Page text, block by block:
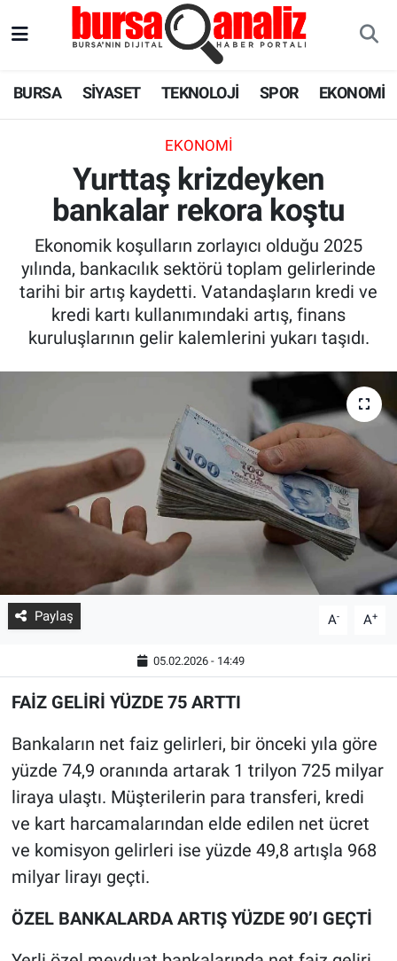
BURSA SİYASET TEKNOLOJİ SPOR EKONOMİ
EKONOMI
Yurttaş krizdeyken
bankalar rekora koştu
Ekonomik koşulların zorlayıcı olduğu 2025
yılında, bankacılık sektörü toplam gelirlerinde
tarihi bir artış kaydetti. Vatandaşların kredi ve
kredi kartı kullanımındaki artış, finans
kuruluşlarının gelir kalemlerini yukarı taşıdı.
Paylaş A- A+
05.02.2026 - 14:49
FAİZ GELİRİ YÜZDE 75 ARTTI
Bankaların net faiz gelirleri, bir önceki yıla göre
yüzde 74,9 oranında artarak 1 trilyon 725 milyar
liraya ulaştı. Müşterilerin para transferi, kredi
ve kart harcamalarından elde edilen net ücret
ve komisyon gelirleri ise yüzde 49,8 artışla 968
milyar lirayı geçti.
ÖZEL BANKALARDA ARTIŞ YÜZDE 90’I GEÇTİ
SPOR
EKONOMİ
SAĞLIK
ASTROLOJİ
Süper Lig Puan Durumu ve Fikstür
Tüm Manşetler
Son Dakika Haberleri
Haber Arşivi